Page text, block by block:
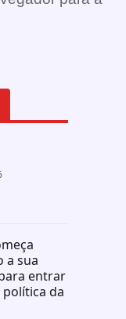
a sua
entrar
da